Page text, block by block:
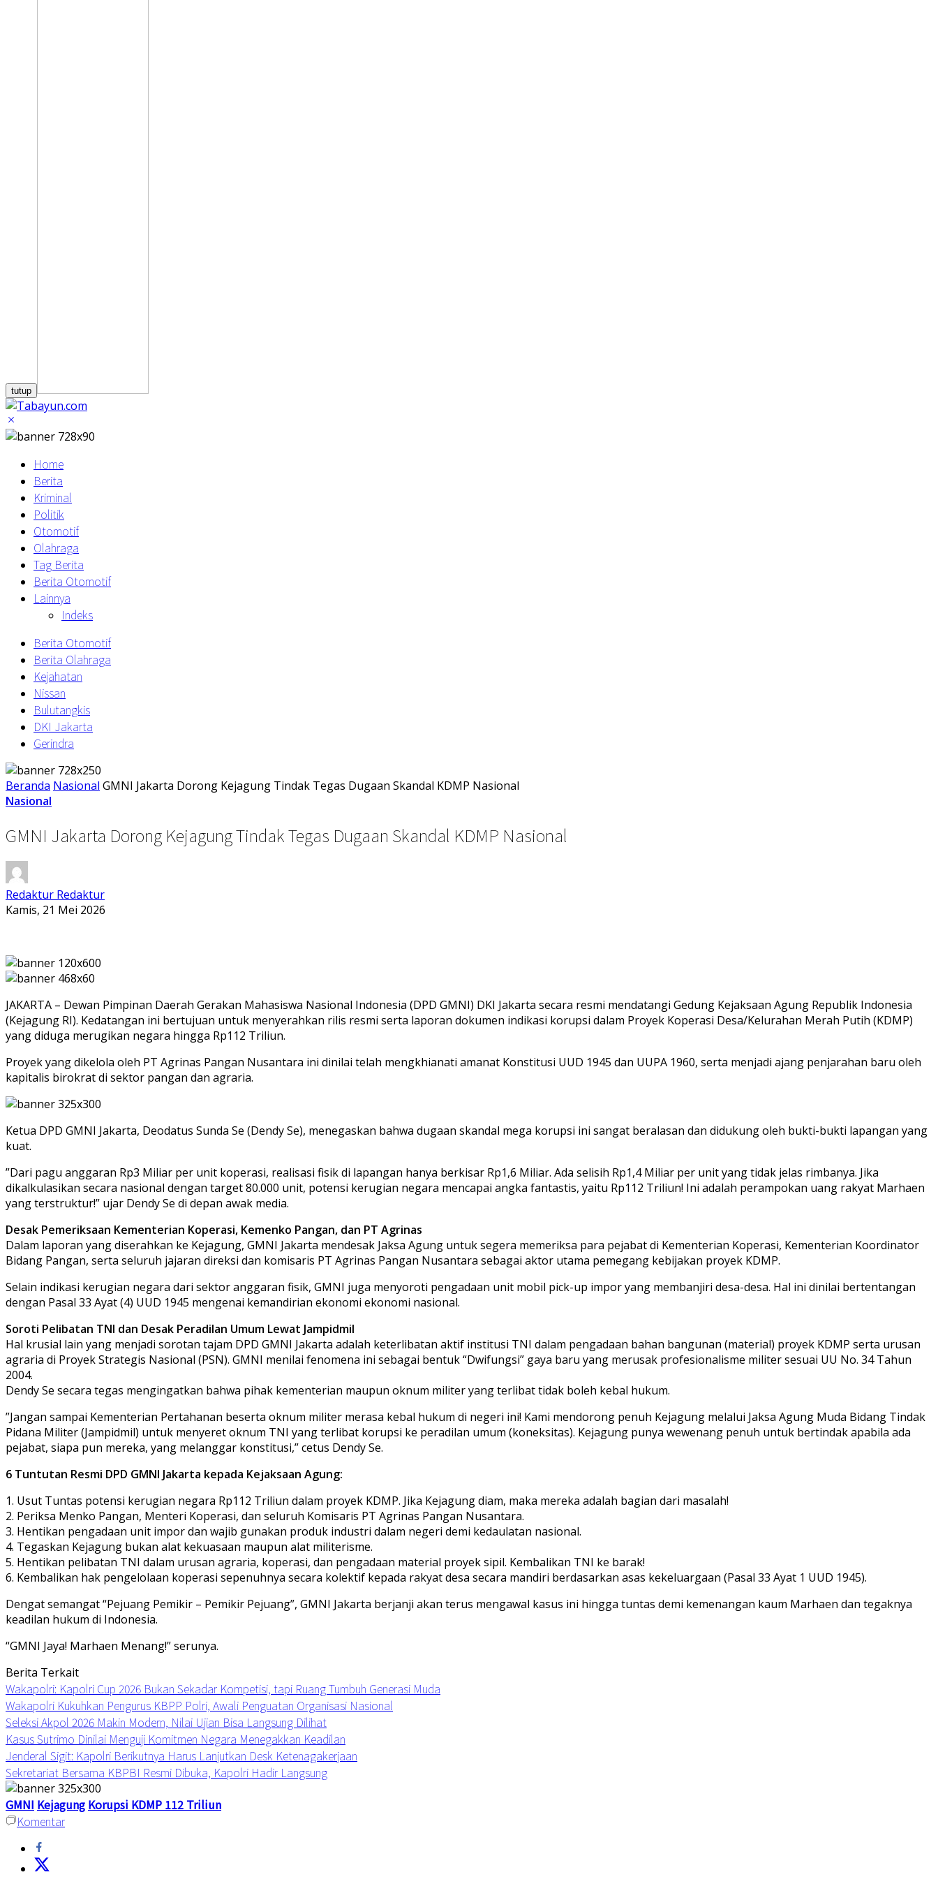
tutup
Home
Berita
Kriminal
Politik
Otomotif
Olahraga
Tag Berita
Berita Otomotif
Lainnya
Indeks
Berita Otomotif
Berita Olahraga
Kejahatan
Nissan
Bulutangkis
DKI Jakarta
Gerindra
Beranda Nasional GMNI Jakarta Dorong Kejagung Tindak Tegas Dugaan Skandal KDMP Nasional
Nasional
GMNI Jakarta Dorong Kejagung Tindak Tegas Dugaan Skandal KDMP Nasional
Redaktur Redaktur
Kamis, 21 Mei 2026
​JAKARTA – Dewan Pimpinan Daerah Gerakan Mahasiswa Nasional Indonesia (DPD GMNI) DKI Jakarta secara resmi mendatangi Gedung Kejaksaan Agung Republik Indonesia
(Kejagung RI). Kedatangan ini bertujuan untuk menyerahkan rilis resmi serta laporan dokumen indikasi korupsi dalam Proyek Koperasi Desa/Kelurahan Merah Putih (KDMP)
yang diduga merugikan negara hingga Rp112 Triliun.
​Proyek yang dikelola oleh PT Agrinas Pangan Nusantara ini dinilai telah mengkhianati amanat Konstitusi UUD 1945 dan UUPA 1960, serta menjadi ajang penjarahan baru oleh
kapitalis birokrat di sektor pangan dan agraria.
​Ketua DPD GMNI Jakarta, Deodatus Sunda Se (Dendy Se), menegaskan bahwa dugaan skandal mega korupsi ini sangat beralasan dan didukung oleh bukti-bukti lapangan yang
kuat.
​”Dari pagu anggaran Rp3 Miliar per unit koperasi, realisasi fisik di lapangan hanya berkisar Rp1,6 Miliar. Ada selisih Rp1,4 Miliar per unit yang tidak jelas rimbanya. Jika
dikalkulasikan secara nasional dengan target 80.000 unit, potensi kerugian negara mencapai angka fantastis, yaitu Rp112 Triliun! Ini adalah perampokan uang rakyat Marhaen
yang terstruktur!” ujar Dendy Se di depan awak media.
​Desak Pemeriksaan Kementerian Koperasi, Kemenko Pangan, dan PT Agrinas
​Dalam laporan yang diserahkan ke Kejagung, GMNI Jakarta mendesak Jaksa Agung untuk segera memeriksa para pejabat di Kementerian Koperasi, Kementerian Koordinator
Bidang Pangan, serta seluruh jajaran direksi dan komisaris PT Agrinas Pangan Nusantara sebagai aktor utama pemegang kebijakan proyek KDMP.
​Selain indikasi kerugian negara dari sektor anggaran fisik, GMNI juga menyoroti pengadaan unit mobil pick-up impor yang membanjiri desa-desa. Hal ini dinilai bertentangan
dengan Pasal 33 Ayat (4) UUD 1945 mengenai kemandirian ekonomi ekonomi nasional.
​Soroti Pelibatan TNI dan Desak Peradilan Umum Lewat Jampidmil
​Hal krusial lain yang menjadi sorotan tajam DPD GMNI Jakarta adalah keterlibatan aktif institusi TNI dalam pengadaan bahan bangunan (material) proyek KDMP serta urusan
agraria di Proyek Strategis Nasional (PSN). GMNI menilai fenomena ini sebagai bentuk “Dwifungsi” gaya baru yang merusak profesionalisme militer sesuai UU No. 34 Tahun
2004.
​Dendy Se secara tegas mengingatkan bahwa pihak kementerian maupun oknum militer yang terlibat tidak boleh kebal hukum.
​”Jangan sampai Kementerian Pertahanan beserta oknum militer merasa kebal hukum di negeri ini! Kami mendorong penuh Kejagung melalui Jaksa Agung Muda Bidang Tindak
Pidana Militer (Jampidmil) untuk menyeret oknum TNI yang terlibat korupsi ke peradilan umum (koneksitas). Kejagung punya wewenang penuh untuk bertindak apabila ada
pejabat, siapa pun mereka, yang melanggar konstitusi,” cetus Dendy Se.
​6 Tuntutan Resmi DPD GMNI Jakarta kepada Kejaksaan Agung:
1. ​Usut Tuntas potensi kerugian negara Rp112 Triliun dalam proyek KDMP. Jika Kejagung diam, maka mereka adalah bagian dari masalah!
2. ​Periksa Menko Pangan, Menteri Koperasi, dan seluruh Komisaris PT Agrinas Pangan Nusantara.
3. ​Hentikan pengadaan unit impor dan wajib gunakan produk industri dalam negeri demi kedaulatan nasional.
4. ​Tegaskan Kejagung bukan alat kekuasaan maupun alat militerisme.
5. ​Hentikan pelibatan TNI dalam urusan agraria, koperasi, dan pengadaan material proyek sipil. Kembalikan TNI ke barak!
6. ​Kembalikan hak pengelolaan koperasi sepenuhnya secara kolektif kepada rakyat desa secara mandiri berdasarkan asas kekeluargaan (Pasal 33 Ayat 1 UUD 1945).
​Dengat semangat “Pejuang Pemikir – Pemikir Pejuang”, GMNI Jakarta berjanji akan terus mengawal kasus ini hingga tuntas demi kemenangan kaum Marhaen dan tegaknya
keadilan hukum di Indonesia.
“​GMNI Jaya! Marhaen Menang!” serunya.
Berita Terkait
Wakapolri: Kapolri Cup 2026 Bukan Sekadar Kompetisi, tapi Ruang Tumbuh Generasi Muda
Wakapolri Kukuhkan Pengurus KBPP Polri, Awali Penguatan Organisasi Nasional
Seleksi Akpol 2026 Makin Modern, Nilai Ujian Bisa Langsung Dilihat
Kasus Sutrimo Dinilai Menguji Komitmen Negara Menegakkan Keadilan
Jenderal Sigit: Kapolri Berikutnya Harus Lanjutkan Desk Ketenagakerjaan
Sekretariat Bersama KBPBI Resmi Dibuka, Kapolri Hadir Langsung
GMNI Kejagung Korupsi KDMP 112 Triliun
Komentar